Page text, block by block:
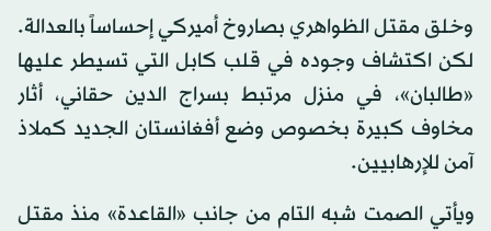
وخلق مقتل الظواهري بصاروخ أميركي إحساساً بالعدالة.
لكن اكتشاف وجوده في قلب كابل التي تسيطر عليها
«طالبان»، في منزل مرتبط بسراج الدين حقاني، أثار
مخاوف كبيرة بخصوص وضع أفغانستان الجديد كملاذ
آمن للإرهابيين.
ويأتي الصمت شبه التام من جانب «القاعدة» منذ مقتل